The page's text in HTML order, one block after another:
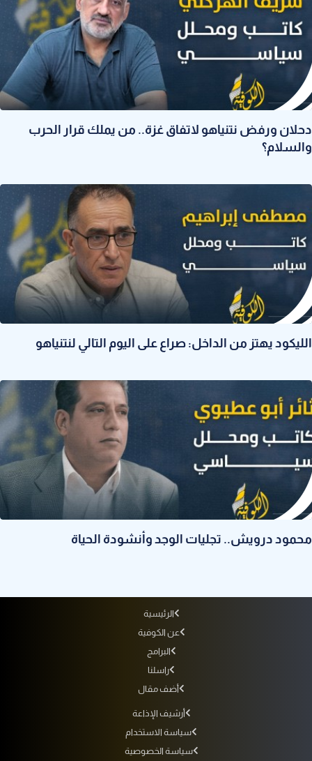
دحلان ورفض نتنياهو لاتفاق غزة.. من يملك قرار الحرب
والسلام؟
الليكود يهتز من الداخل: صراع على اليوم التالي لنتنياهو
محمود درويش.. تجليات الوجد وأنشودة الحياة
الرئيسية
عن الكوفية
البرامج
راسلنا
أضف مقال
أرشيف الإذاعة
سياسة الاستخدام
سياسة الخصوصية